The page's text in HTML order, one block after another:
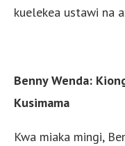
kuelekea ustawi na
Benny Wenda:
Kusimama
Kwa miaka mingi,